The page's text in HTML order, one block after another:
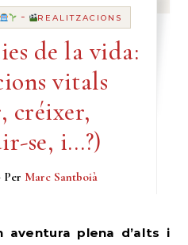
- REALITZACIONS
de la vida:
vitals
créixer,
se, i…?)
Per Marc Santboià